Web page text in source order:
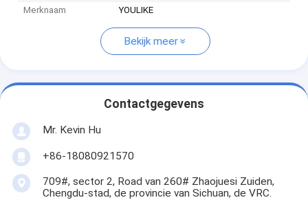
Merknaam
YOULIKE
Bekijk meer
Contactgegevens
Mr. Kevin Hu
+86-18080921570
709#, sector 2, Road van 260# Zhaojuesi Zuiden,
Chengdu-stad, de provincie van Sichuan, de VRC.